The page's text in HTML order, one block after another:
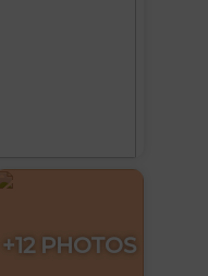
+12 PHOTOS